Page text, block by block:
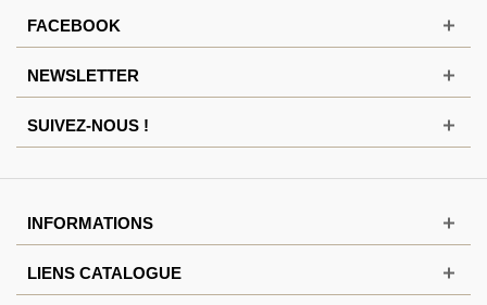
FACEBOOK
NEWSLETTER
SUIVEZ-NOUS !
INFORMATIONS
LIENS CATALOGUE